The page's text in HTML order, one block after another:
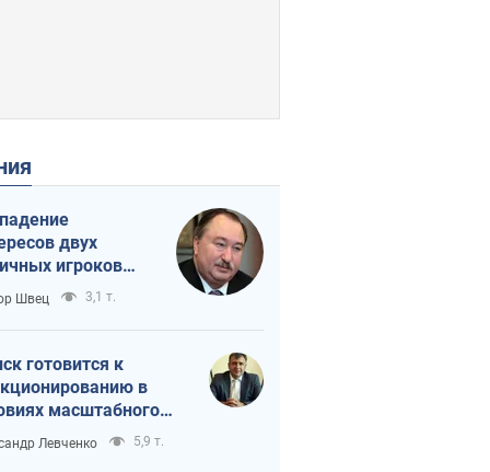
двух
игроков
тайный план
и Путина?
Швец 3,1 т.
готовится к
в
масштабного
кризиса
Левченко 5,9 т.